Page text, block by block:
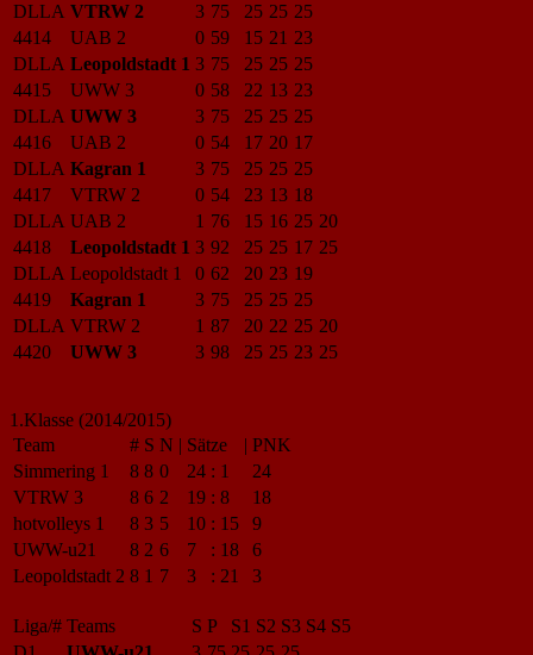
DLLA VTRW 2 3 75 25 25 25
4414
UAB 2 0 59 15 21 23
DLLA Leopoldstadt 1 3 75 25 25 25
4415
UWW 3 0 58 22 13 23
DLLA UWW 3 3 75 25 25 25
4416
UAB 2 0 54 17 20 17
DLLA Kagran 1 3 75 25 25 25
4417
VTRW 2 0 54 23 13 18
DLLA UAB 2 1 76 15 16 25 20
4418
Leopoldstadt 1 3 92 25 25 17 25
DLLA Leopoldstadt 1 0 62 20 23 19
4419
Kagran 1 3 75 25 25 25
DLLA VTRW 2 1 87 20 22 25 20
4420
UWW 3 3 98 25 25 23 25
1.Klasse (2014/2015)
Team
# S N | Sätze | PNK
Simmering 1
8 8 0 24 : 1
24
VTRW 3
8 6 2 19 : 8
18
hotvolleys 1
8 3 5 10 : 15
9
UWW-u21
8 2 6 7 : 18
6
Leopoldstadt 2 8 1 7 3 : 21 3
Liga/# Teams S P S1 S2 S3 S4 S5